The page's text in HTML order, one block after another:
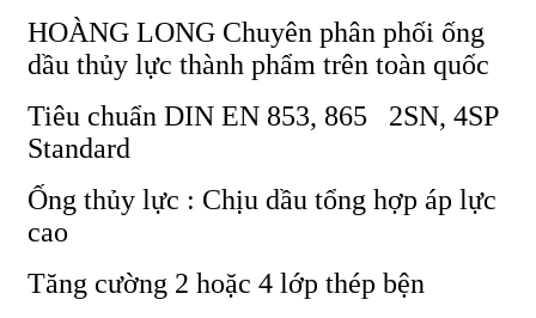
HOÀNG LONG Chuyên phân phối ống
dầu thủy lực thành phẩm trên toàn quốc
Tiêu chuẩn DIN EN 853, 865 2SN, 4SP
Standard
Ống thủy lực : Chịu dầu tổng hợp áp lực
cao
Tăng cường 2 hoặc 4 lớp thép bện